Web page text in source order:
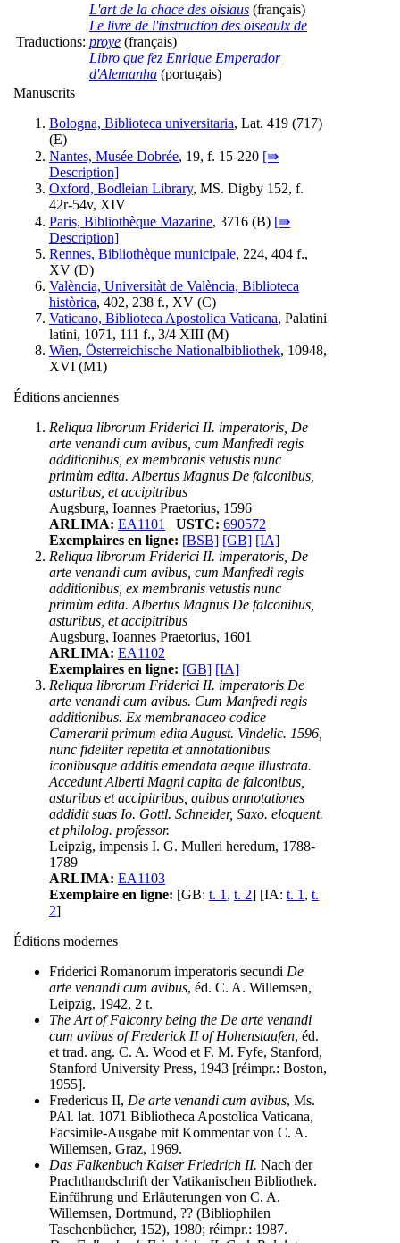
Traductions:
L'art de la chace des oisiaus (français)
Le livre de l'instruction des oiseaulx de
proye (français)
Libro que fez Enrique Emperador
d'Alemanha (portugais)
Manuscrits
Bologna, Biblioteca universitaria, Lat. 419 (717)
(E)
Nantes, Musée Dobrée, 19, f. 15-220 [⇛
Description]
Oxford, Bodleian Library, MS. Digby 152, f.
42r-54v, XIV
Paris, Bibliothèque Mazarine, 3716 (B) [⇛
Description]
Rennes, Bibliothèque municipale, 224, 404 f.,
XV (D)
València, Universitàt de València, Biblioteca
històrica, 402, 238 f., XV (C)
Vaticano, Biblioteca Apostolica Vaticana, Palatini
latini, 1071, 111 f., 3/4 XIII (M)
Wien, Österreichische Nationalbibliothek, 10948,
XVI (M1)
Éditions anciennes
Reliqua librorum Friderici II. imperatoris, De
arte venandi cum avibus, cum Manfredi regis
additionibus, ex membranis vetustis nunc
primùm edita. Albertus Magnus De falconibus,
asturibus, et accipitribus
Augsburg, Ioannes Praetorius, 1596
ARLIMA: EA1101 USTC: 690572
Exemplaires en ligne: [BSB] [GB] [IA]
Reliqua librorum Friderici II. imperatoris, De
arte venandi cum avibus, cum Manfredi regis
additionibus, ex membranis vetustis nunc
primùm edita. Albertus Magnus De falconibus,
asturibus, et accipitribus
Augsburg, Ioannes Praetorius, 1601
ARLIMA: EA1102
Exemplaires en ligne: [GB] [IA]
Reliqua librorum Friderici II. imperatoris De
arte venandi cum avibus. Cum Manfredi regis
additionibus. Ex membranaceo codice
Camerarii primum edita August. Vindelic. 1596,
nunc fideliter repetita et annotationibus
iconibusque additis emendata aeque illustrata.
Accedunt Alberti Magni capita de falconibus,
asturibus et accipitribus, quibus annotationes
addidit suas Io. Gottl. Schneider, Saxo. eloquent.
et philolog. professor.
Leipzig, impensis I. G. Mulleri heredum, 1788-
1789
ARLIMA: EA1103
Exemplaire en ligne: [GB: t. 1 , t. 2] [IA: t. 1 , t.
2]
Éditions modernes
Friderici Romanorum imperatoris secundi De
arte venandi cum avibus, éd. C. A. Willemsen,
Leipzig, 1942, 2 t.
The Art of Falconry being the De arte venandi
cum avibus of Frederick II of Hohenstaufen, éd.
et trad. ang. C. A. Wood et F. M. Fyfe, Stanford,
Stanford University Press, 1943 [réimpr.: Boston,
1955].
Fredericus II, De arte venandi cum avibus, Ms.
PAl. lat. 1071 Bibliotheca Apostolica Vaticana,
Facsimile-Ausgabe mit Kommentar von C. A.
Willemsen, Graz, 1969.
Das Falkenbuch Kaiser Friedrich II. Nach der
Prachthandschrift der Vatikanischen Bibliothek.
Einführung und Erläuterungen von C. A.
Willemsen, Dortmund, ?? (Bibliophilen
Taschenbücher, 152), 1980; réimpr.: 1987.